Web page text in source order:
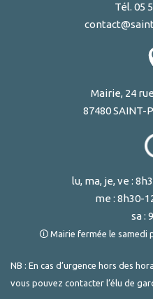
Tél. 05
Mairie, 24
87480 SAINT-
lu, ma, je, ve :
me : 8h30-
sa :
🛈 Mairie fermée le samedi
NB : En cas d’urgence hors des
vous pouvez contacter l’élu de